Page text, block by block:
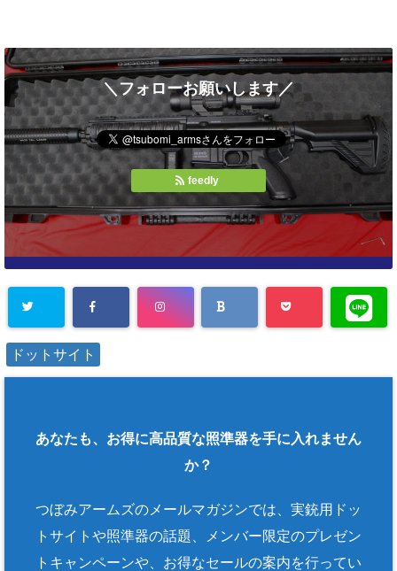
＼フォローお願いします／
feedly
ドットサイト
あなたも、お得に高品質な照準器を手に入れません
か？
つぼみアームズのメールマガジンでは、実銃用ドッ
トサイトや照準器の話題、メンバー限定のプレゼン
トキャンペーンや、お得なセールの案内を行ってい